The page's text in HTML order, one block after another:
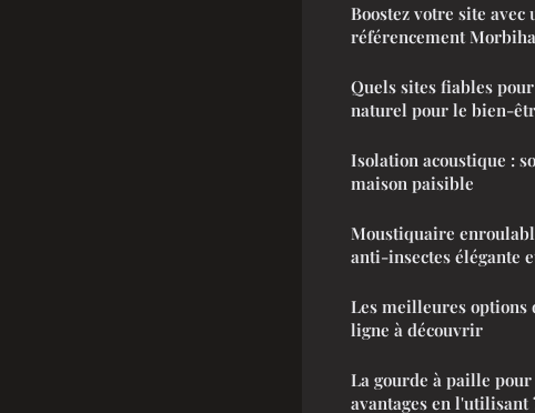
Boostez votre site avec
référencement
Quels sites fiables
naturel pour le bien-
Isolation acoustique :
maison paisible
Moustiquaire
anti-insectes élégante
Les meilleures options
ligne à découvrir
La gourde à paille
avantages en l'utilisant